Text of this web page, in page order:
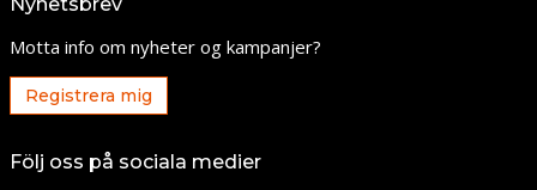
Nyhetsbrev
Motta info om nyheter og kampanjer?
Registrera mig
Följ oss på sociala medier